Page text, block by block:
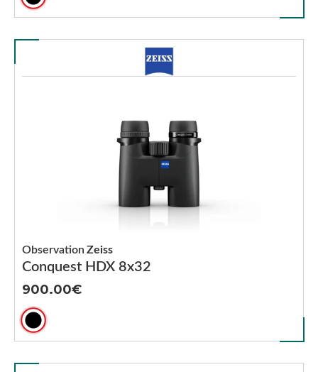
Conquest HDX 8x32
Observation Zeiss
900.00